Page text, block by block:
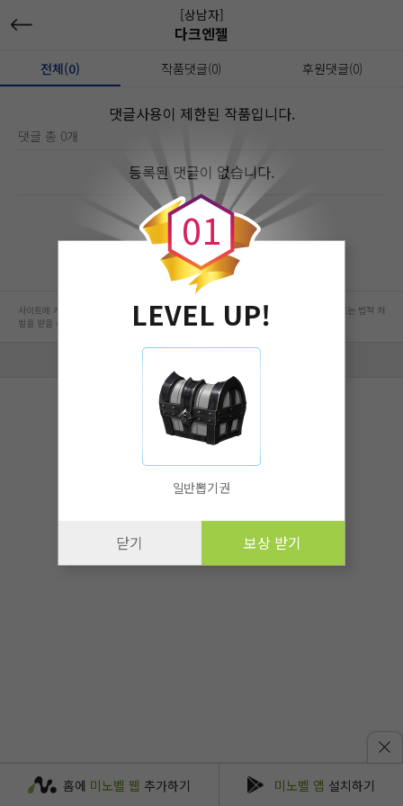
[상남자]
다크엔젤
전체(0) 작품댓글(0) 후원댓글(0)
댓글사용이 제한된 작품입니다.
댓글 총 0개
등록된 댓글이 없습니다.
0
0
1
LEVEL UP!
일반뽑기권
닫기 보상 받기
홈에 미노벨 웹 추가하기 미노벨 앱 설치하기
사이트에 게시된 컨텐츠는 저작권자의 권리가 있는 컨텐츠로서 무단 복제, 전송, 수정, 배포는 법적 처
벌을 받을 수 있습니다.